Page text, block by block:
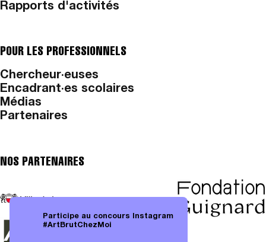
Participe au concours Instagram
#ArtBrutChezMoi
Rapports d'activités
POUR LES PROFESSIONNELS
Chercheur·euses
Encadrant·es scolaires
Médias
Partenaires
NOS PARTENAIRES